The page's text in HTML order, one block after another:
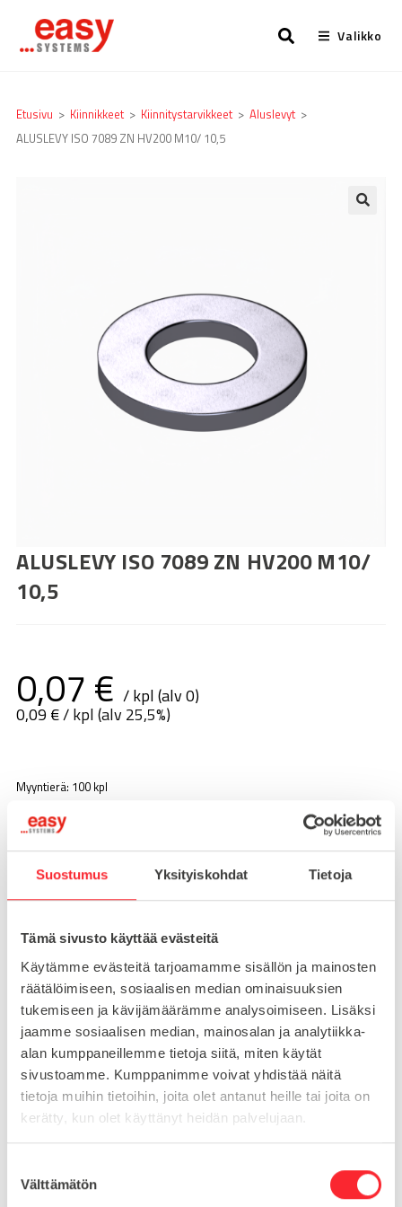
Suostumus Yksityiskohdat Tietoja
Tämä sivusto käyttää evästeitä
Käytämme evästeitä tarjoamamme sisällön ja mainosten
räätälöimiseen, sosiaalisen median ominaisuuksien
tukemiseen ja kävijämäärämme analysoimiseen. Lisäksi
jaamme sosiaalisen median, mainosalan ja analytiikka-
alan kumppaneillemme tietoja siitä, miten käytät
sivustoamme. Kumppanimme voivat yhdistää näitä
tietoja muihin tietoihin, joita olet antanut heille tai joita on
kerätty, kun olet käyttänyt heidän palvelujaan.
Välttämätön
Valikko
Etusivu > Kiinnikkeet > Kiinnitystarvikkeet > Aluslevyt >
ALUSLEVY ISO 7089 ZN HV200 M10/ 10,5
ALUSLEVY ISO 7089 ZN HV200 M10/
10,5
0,07€ / kpl (alv 0)
0,09 €/ kpl (alv 25,5%)
Myyntierä: 100 kpl
- + LISÄÄ OSTOSKORIIN
Toimitusaika 7-10 arkipäivää
Pikatoimitus mahdollinen, kysy myynnistämme.
Toimituskulut 25€ kun lähetyksen pituus alle 1900mm.
Yli 1900mm toimitus 50€ ja yli 3000mm toimitus 150€
Tuotenumero 514910 005 100